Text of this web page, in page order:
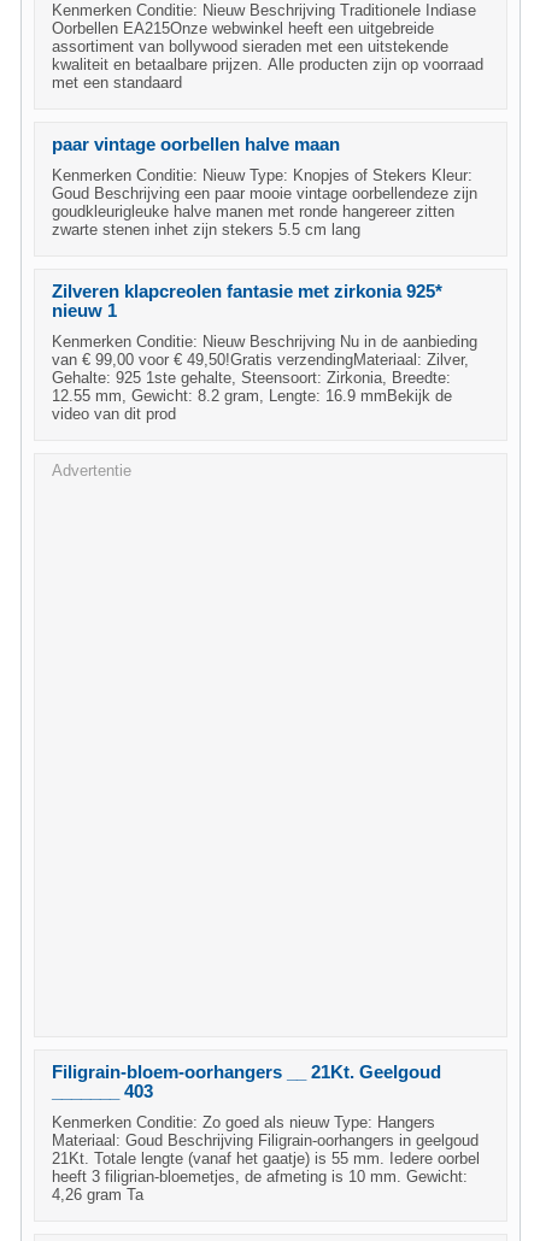
Kenmerken Conditie: Nieuw Beschrijving Traditionele Indiase
Oorbellen EA215Onze webwinkel heeft een uitgebreide
assortiment van bollywood sieraden met een uitstekende
kwaliteit en betaalbare prijzen. Alle producten zijn op voorraad
met een standaard
paar vintage oorbellen halve maan
Kenmerken Conditie: Nieuw Type: Knopjes of Stekers Kleur:
Goud Beschrijving een paar mooie vintage oorbellendeze zijn
goudkleurigleuke halve manen met ronde hangereer zitten
zwarte stenen inhet zijn stekers 5.5 cm lang
Zilveren klapcreolen fantasie met zirkonia 925*
nieuw 1
Kenmerken Conditie: Nieuw Beschrijving Nu in de aanbieding
van € 99,00 voor € 49,50!Gratis verzendingMateriaal: Zilver,
Gehalte: 925 1ste gehalte, Steensoort: Zirkonia, Breedte:
12.55 mm, Gewicht: 8.2 gram, Lengte: 16.9 mmBekijk de
video van dit prod
Advertentie
Filigrain-bloem-oorhangers __ 21Kt. Geelgoud
_______ 403
Kenmerken Conditie: Zo goed als nieuw Type: Hangers
Materiaal: Goud Beschrijving Filigrain-oorhangers in geelgoud
21Kt. Totale lengte (vanaf het gaatje) is 55 mm. Iedere oorbel
heeft 3 filigrian-bloemetjes, de afmeting is 10 mm. Gewicht:
4,26 gram Ta